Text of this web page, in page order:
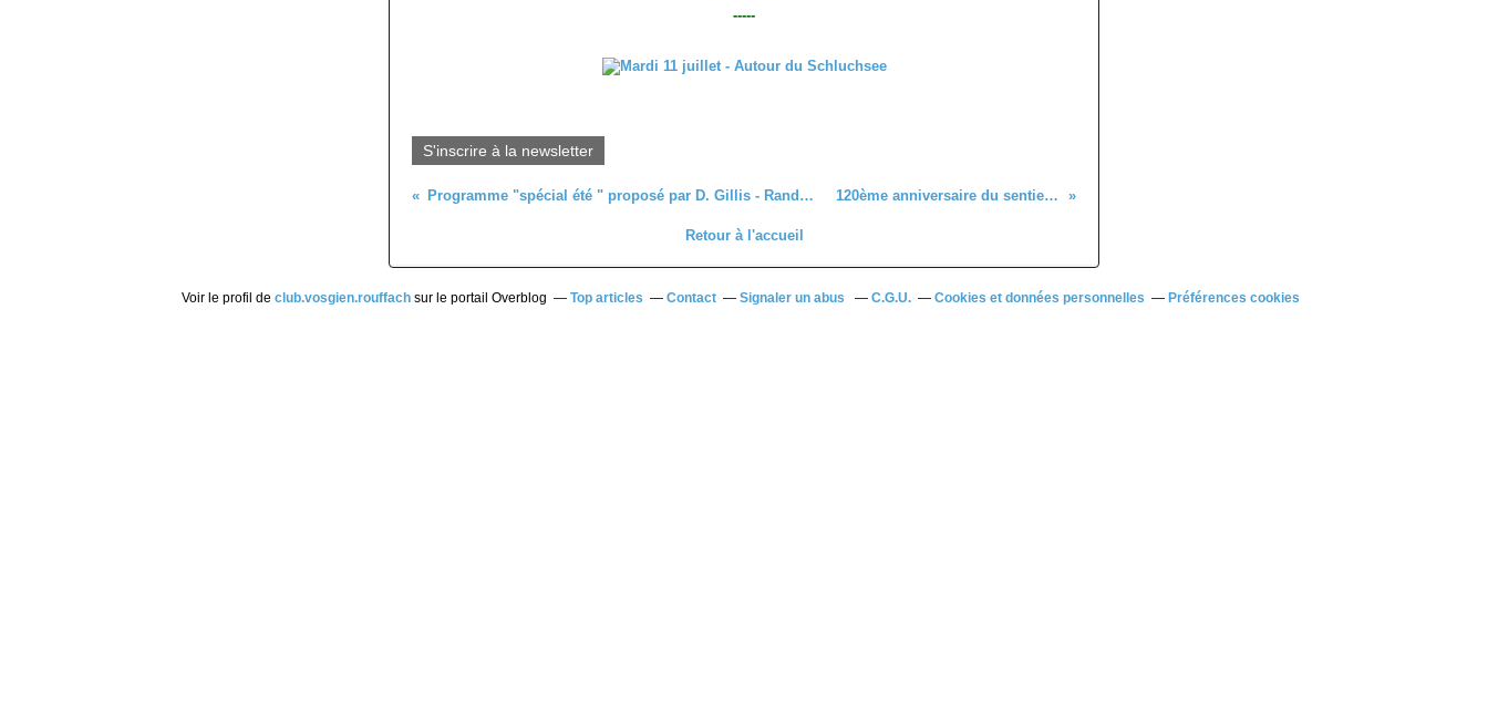
-----
S'inscrire à la newsletter
Programme "spécial été " proposé par D. Gillis - Randonnée du dimanche 9 juillet 120ème anniversaire du sentier rectangle rouge​​​​​​​
Retour à l'accueil
Voir le profil de club.vosgien.rouffach sur le portail Overblog Top articles Contact Signaler un abus C.G.U. Cookies et données personnelles Préférences cookies